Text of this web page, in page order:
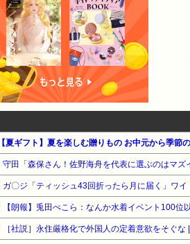
【夏ギフト】夏を楽しむ贈りもの お中元から季節
守田「森保さん！佐野海舟を代表に選ぶのはマ
ガ〇ジ「ティッシュ43回折ったら月に届く」ワ
【朗報】兎田ぺこら：なんか水着イベント100